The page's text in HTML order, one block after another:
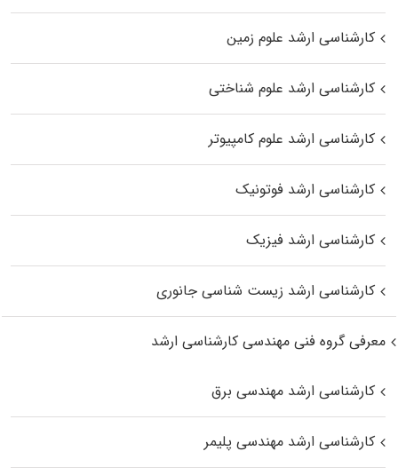
کارشناسی ارشد علوم زمین
کارشناسی ارشد علوم شناختی
کارشناسی ارشد علوم کامپیوتر
کارشناسی ارشد فوتونیک
کارشناسی ارشد فیزیک
کارشناسی ارشد زیست‌ شناسی جانوری
معرفی گروه فنی مهندسی کارشناسی ارشد
کارشناسی ارشد مهندسی برق
کارشناسی ارشد مهندسی پلیمر